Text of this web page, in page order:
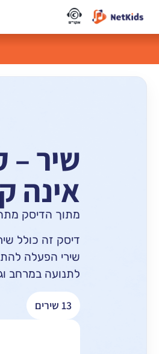
שיר –
אינה
מתוך הדיסק
דיסק זה כולל
שירי הפעלה
לתנועה במרחב
13 שירים